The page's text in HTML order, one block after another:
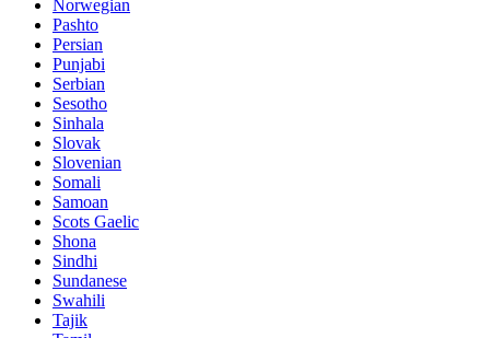
Norwegian
Pashto
Persian
Punjabi
Serbian
Sesotho
Sinhala
Slovak
Slovenian
Somali
Samoan
Scots Gaelic
Shona
Sindhi
Sundanese
Swahili
Tajik